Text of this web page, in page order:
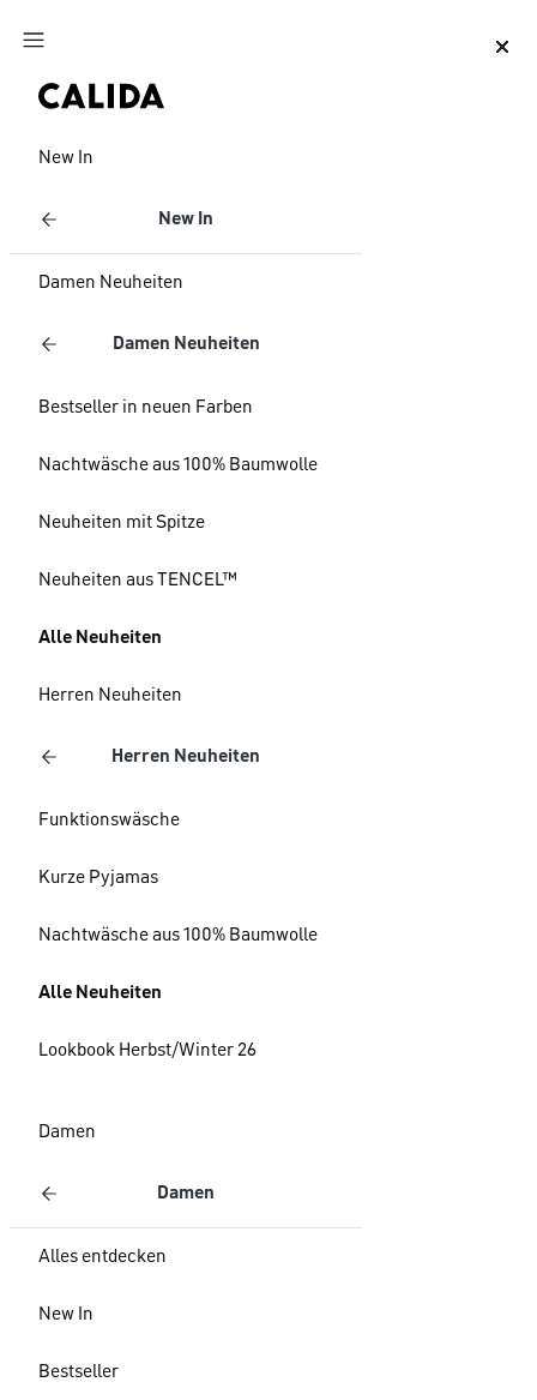
Zum Hauptinhalt springen
New In
New In
Damen Neuheiten
Damen Neuheiten
Bestseller in neuen Farben
Nachtwäsche aus 100% Baumwolle
Neuheiten mit Spitze
Neuheiten aus TENCEL™
Alle Neuheiten
Herren Neuheiten
Herren Neuheiten
Funktionswäsche
Kurze Pyjamas
Nachtwäsche aus 100% Baumwolle
Alle Neuheiten
Lookbook Herbst/Winter 26
Damen
Damen
Alles entdecken
New In
Bestseller